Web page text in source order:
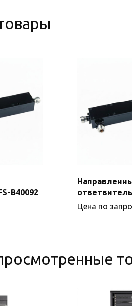
B40092
ответвитель
Цена по